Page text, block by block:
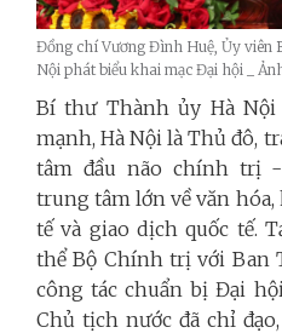
Đồng chí Vương Đình Huệ, Ủy viên
Nội phát biểu khai mạc Đại hội _
Bí thư Thành ủy Hà
mạnh, Hà Nội là Thủ đô,
tâm đầu não chính trị
trung tâm lớn về văn
tế và giao dịch quốc tế.
thể Bộ Chính trị với Ban
công tác chuẩn bị Đại
Chủ tịch nước đã chỉ